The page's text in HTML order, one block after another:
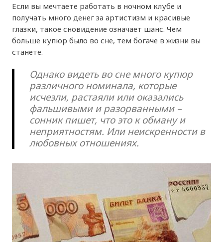
Если вы мечтаете работать в ночном клубе и
получать много денег за артистизм и красивые
глазки, такое сновидение означает шанс. Чем
больше купюр было во сне, тем богаче в жизни вы
станете.
Однако видеть во сне много купюр
различного номинала, которые
исчезли, растаяли или оказались
фальшивыми и разорванными –
сонник пишет, что это к обману и
неприятностям. Или неискренности в
любовных отношениях.